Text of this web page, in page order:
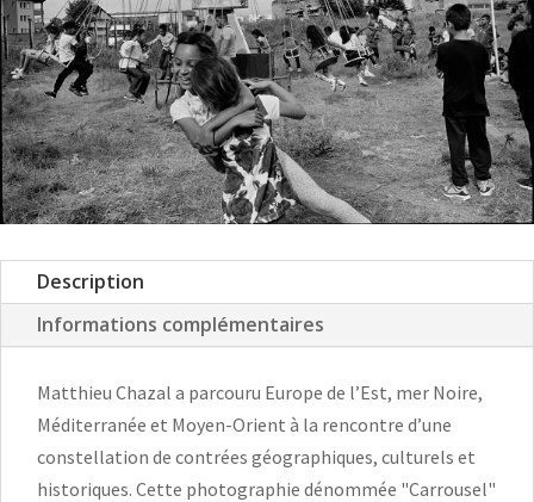
Description
Informations complémentaires
Matthieu Chazal a parcouru Europe de l’Est, mer Noire,
Méditerranée et Moyen-Orient à la rencontre d’une
constellation de contrées géographiques, culturels et
historiques. Cette photographie dénommée "Carrousel"